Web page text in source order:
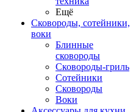
Ещё
Сковороды, сотейники,
воки
Блинные
сковороды
Сковороды-гриль
Сотейники
Сковороды
Воки